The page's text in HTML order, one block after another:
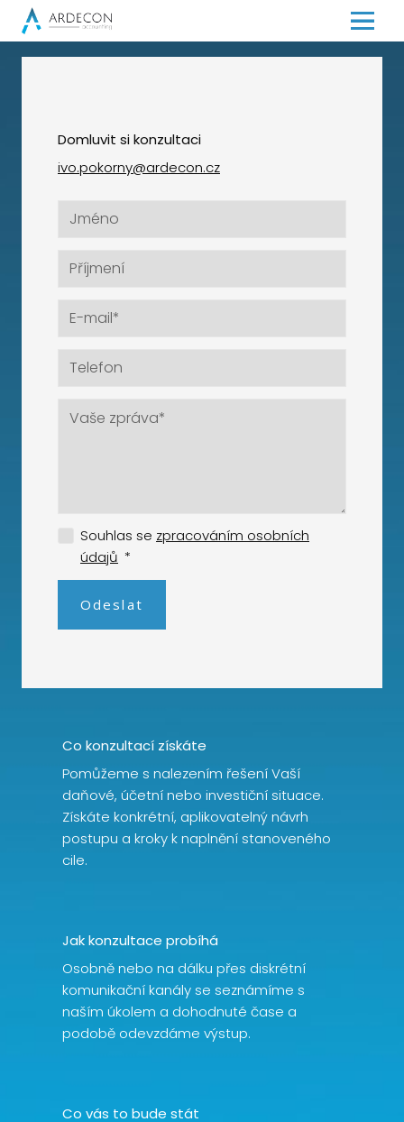
Menu
O
Domluvit si konzultaci
ivo.pokorny@ardecon.cz
Souhlas se zpracováním osobních
údajů *
Odeslat
Co konzultací získáte
Pomůžeme s nalezením řešení Vaší
daňové, účetní nebo investiční situace.
Získáte konkrétní, aplikovatelný návrh
postupu a kroky k naplnění stanoveného
cile.
Jak konzultace probíhá
Osobně nebo na dálku přes diskrétní
komunikační kanály se seznámíme s
naším úkolem a dohodnuté čase a
podobě odevzdáme výstup.
Co vás to bude stát